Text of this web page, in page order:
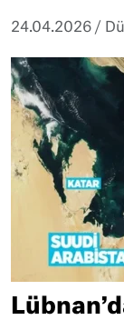
24.04.2026 /